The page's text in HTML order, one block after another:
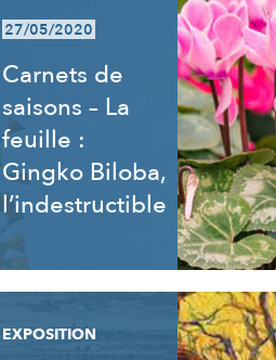
27/05/2020
Carnets de
saisons – La
feuille :
Gingko Biloba,
l’indestructible
EXPOSITION